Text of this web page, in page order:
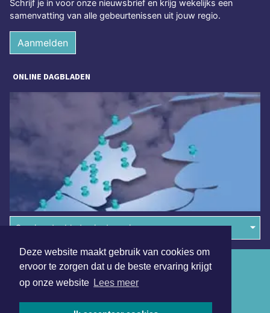
Deze website maakt gebruik van cookies om
ervoor te zorgen dat u de beste ervaring krijgt
op onze website Lees meer
Schrijf je in voor onze nieuwsbrief en krijg wekelijks een
samenvatting van alle gebeurtenissen uit jouw regio.
Aanmelden
ONLINE DAGBLADEN
Overige dagbladen in de regio
Algemene voorwaarden
Disclaimer